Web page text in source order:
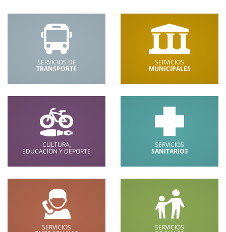
SERVICIOS DE
TRANSPORTE
SERVICIOS
MUNICIPALES
CULTURA,
EDUCACIÓN Y DEPORTE
SERVICIOS
SANITARIOS
SERVICIOS SERVICIOS